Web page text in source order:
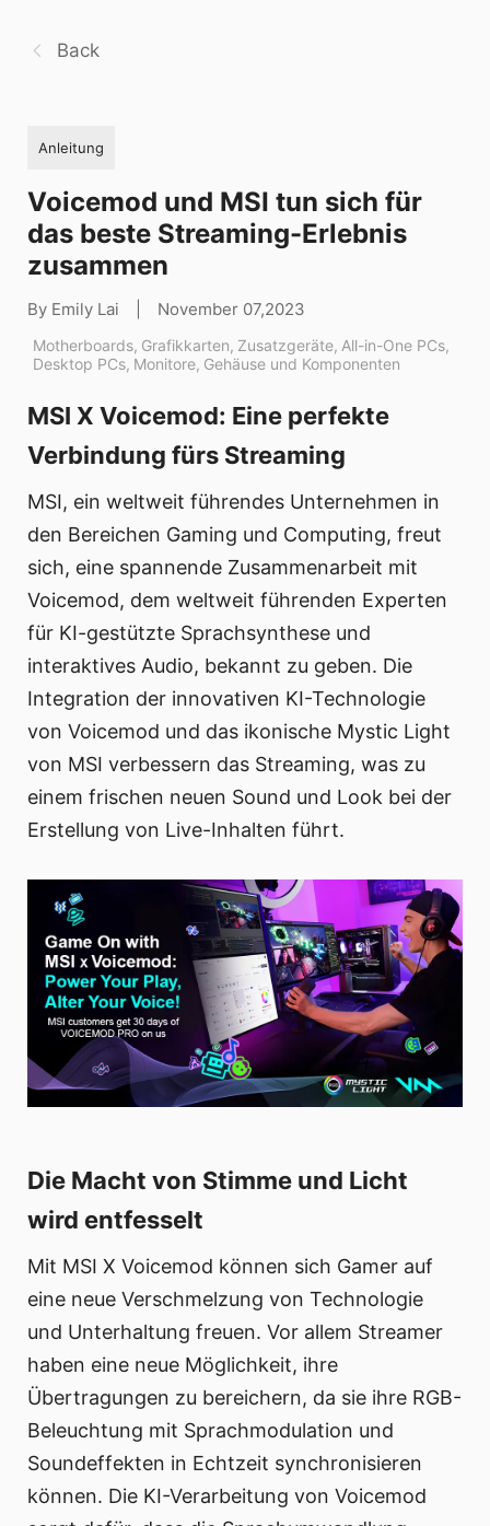
Back
Anleitung
Voicemod und MSI tun sich für
das beste Streaming-Erlebnis
zusammen
By Emily Lai November 07,2023
Motherboards, Grafikkarten, Zusatzgeräte, All-in-One PCs,
Desktop PCs, Monitore, Gehäuse und Komponenten
MSI X Voicemod: Eine perfekte
Verbindung fürs Streaming
MSI, ein weltweit führendes Unternehmen in
den Bereichen Gaming und Computing, freut
sich, eine spannende Zusammenarbeit mit
Voicemod, dem weltweit führenden Experten
für KI-gestützte Sprachsynthese und
interaktives Audio, bekannt zu geben. Die
Integration der innovativen KI-Technologie
von Voicemod und das ikonische Mystic Light
von MSI verbessern das Streaming, was zu
einem frischen neuen Sound und Look bei der
Erstellung von Live-Inhalten führt.
Die Macht von Stimme und Licht
wird entfesselt
Mit MSI X Voicemod können sich Gamer auf
eine neue Verschmelzung von Technologie
und Unterhaltung freuen. Vor allem Streamer
haben eine neue Möglichkeit, ihre
Übertragungen zu bereichern, da sie ihre RGB-
Beleuchtung mit Sprachmodulation und
Soundeffekten in Echtzeit synchronisieren
können. Die KI-Verarbeitung von Voicemod